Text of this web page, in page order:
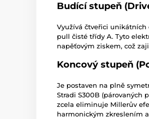
Budící stupeň
Využívá čtveřici unikátních
pull čisté třídy A. Tyto
napěťovým ziskem, což
Koncový stupeň
Je postaven na plně
Stradi S300B (párovaných
zcela eliminuje Millerův
harmonickým zkreslením